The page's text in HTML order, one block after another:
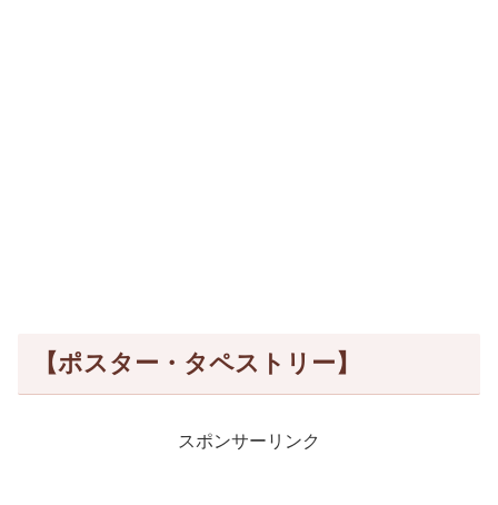
【ポスター・タペストリー】
スポンサーリンク